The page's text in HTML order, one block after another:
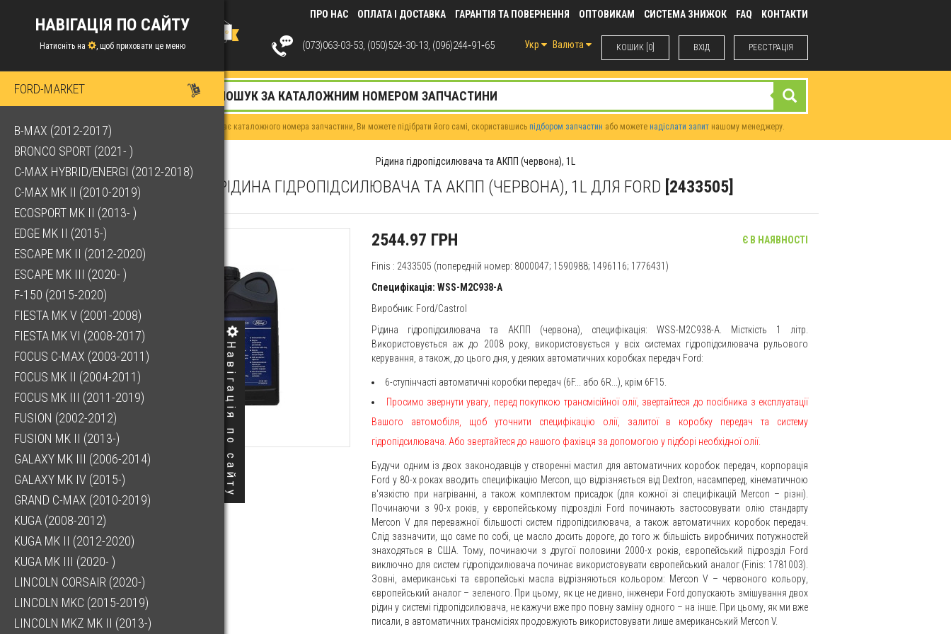
Навігація по сайту
ПРО НАС ОПЛАТА І ДОСТАВКА ГАРАНТІЯ ТА ПОВЕРНЕННЯ ОПТОВИКАМ СИСТЕМА ЗНИЖОК FAQ КОНТАКТИ
КОШИК [0] ВХIД РЕЄСТРАЦІЯ
Укр Валюта
(073)063-03-53, (050)524-30-13, (096)244‑91‑65
НАВІГАЦІЯ ПО САЙТУ
Натисніть на , щоб приховати це меню
FORD-MARKET
B-MAX (2012-2017)
BRONCO SPORT (2021- )
C-MAX HYBRID/ENERGI (2012-2018)
C-MAX MK II (2010-2019)
ECOSPORT MK II (2013- )
EDGE MK II (2015-)
ESCAPE MK II (2012-2020)
ESCAPE MK III (2020- )
F-150 (2015-2020)
FIESTA MK V (2001-2008)
FIESTA MK VI (2008-2017)
FOCUS C-MAX (2003-2011)
FOCUS MK II (2004-2011)
FOCUS MK III (2011-2019)
FUSION (2002-2012)
FUSION MK II (2013-)
GALAXY MK III (2006-2014)
GALAXY MK IV (2015-)
GRAND C-MAX (2010-2019)
KUGA (2008-2012)
KUGA MK II (2012-2020)
KUGA MK III (2020- )
LINCOLN CORSAIR (2020-)
LINCOLN MKC (2015-2019)
LINCOLN MKZ MK II (2013-)
Якщо у Вас немає каталожного номера запчастини, Ви можете підібрати його самі, скориставшись підбором запчастин або можете надіслати запит нашому менеджеру.
Рідина гідропідсилювача та АКПП (червона), 1L
РІДИНА ГІДРОПІДСИЛЮВАЧА ТА АКПП (ЧЕРВОНА), 1L ДЛЯ FORD [2433505]
2544.97 ГРН Є В НАЯВНОСТІ
Finis : 2433505 (попередній номер: 8000047; 1590988; 1496116; 1776431)
Специфікація: WSS-M2C938-A
Виробник: Ford/Castrol
Рідина гідропідсилювача та АКПП (червона), специфікація: WSS-M2C938-A. Місткість 1 літр.
Використовується аж до 2008 року, використовується у всіх системах гідропідсилювача рульового
керування, а також, до цього дня, у деяких автоматичних коробках передач Ford:
6-ступінчасті автоматичні коробки передач (6F... або 6R...), крім 6F15.
Просимо звернути увагу, перед покупкою трансмісійної олії, звертайтеся до посібника з експлуатації
Вашого автомобіля, щоб уточнити специфікацію олії, залитої в коробку передач та систему
гідропідсилювача. Або звертайтеся до нашого фахівця за допомогою у підборі необхідної олії.
Будучи одним із двох законодавців у створенні мастил для автоматичних коробок передач, корпорація
Ford у 80-х роках вводить специфікацію Mercon, що відрізняється від Dextron, насамперед, кінематичною
в'язкістю при нагріванні, а також комплектом присадок (для кожної зі специфікацій Mercon – різні).
Починаючи з 90-х років, у європейському підрозділі Ford починають застосовувати олію стандарту
Mercon V для переважної більшості систем гідропідсилювача, а також автоматичних коробок передач.
Слід зазначити, що саме по собі, це масло досить дороге, до того ж більшість виробничих потужностей
знаходяться в США. Тому, починаючи з другої половини 2000-х років, європейський підрозділ Ford
виключно для систем гідропідсилювача починає використовувати європейський аналог (Finis: 1781003).
Зовні, американські та європейські масла відрізняються кольором: Mercon V – червоного кольору,
європейський аналог – зеленого. При цьому, як це не дивно, інженери Ford допускають змішування двох
рідин у системі гідропідсилювача, не кажучи вже про повну заміну одного – на інше. При цьому, як ми вже
писали, в автоматичних трансмісіях продовжують використовувати лише американський Mercon V.